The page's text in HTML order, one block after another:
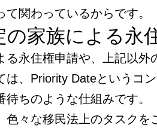
て関わっているからです。
の家族による永
る永住権申請や、上記以外
は、Priority Dateというコン
待ちのような仕組みです。
色々な移民法上のタスクを